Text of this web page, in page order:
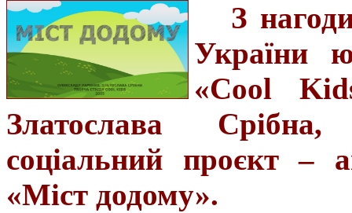
З
України
«Cool
Златослава
соціальний проєкт –
«Міст додому».